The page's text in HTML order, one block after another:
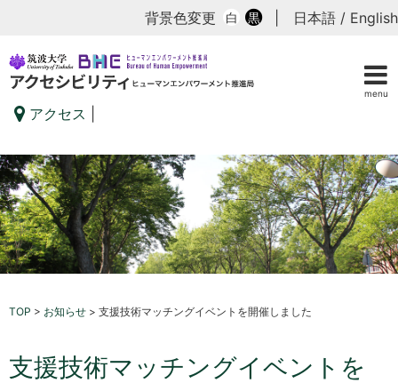
menu
背景色変更 白 黒 日本語 / English
アクセス
TOP > お知らせ > 支援技術マッチングイベントを開催しました
支援技術マッチングイベントを